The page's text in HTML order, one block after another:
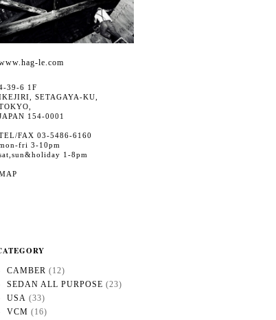
le.com
39-6 1F
SETAGAYA-KU,
154-0001
FAX 03-5486-6160
fri 3-10pm
1-8pm
CAMBER (12)
SEDAN ALL PURPOSE (23)
USA (33)
VCM (16)